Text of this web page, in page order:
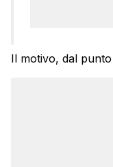
Il motivo, dal